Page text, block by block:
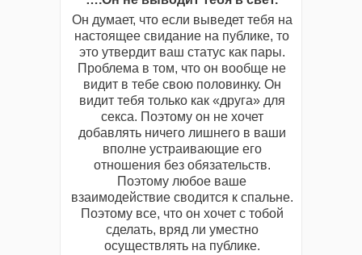
Он думает, что если выведет тебя на
настоящее свидание на публике, то
это утвердит ваш статус как пары.
Проблема в том, что он вообще не
видит в тебе свою половинку. Он
видит тебя только как «друга» для
cекса. Поэтому он не хочет
добавлять ничего лишнего в ваши
вполне устраивающие его
отношения без обязательств.
Поэтому любое ваше
взаимодействие сводится к спальне.
Поэтому все, что он хочет с тобой
сделать, вряд ли уместно
осуществлять на публике.